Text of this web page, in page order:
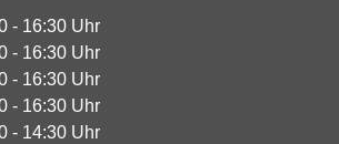
- 16:30 Uhr
- 16:30 Uhr
- 16:30 Uhr
- 16:30 Uhr
- 14:30 Uhr